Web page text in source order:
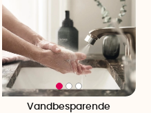
Vandbesparende